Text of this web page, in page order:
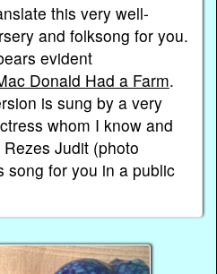
this very well-
and folksong for you.
evident
Donald Had a Farm.
is sung by a very
whom I know and
Judit (photo
song for you in a public